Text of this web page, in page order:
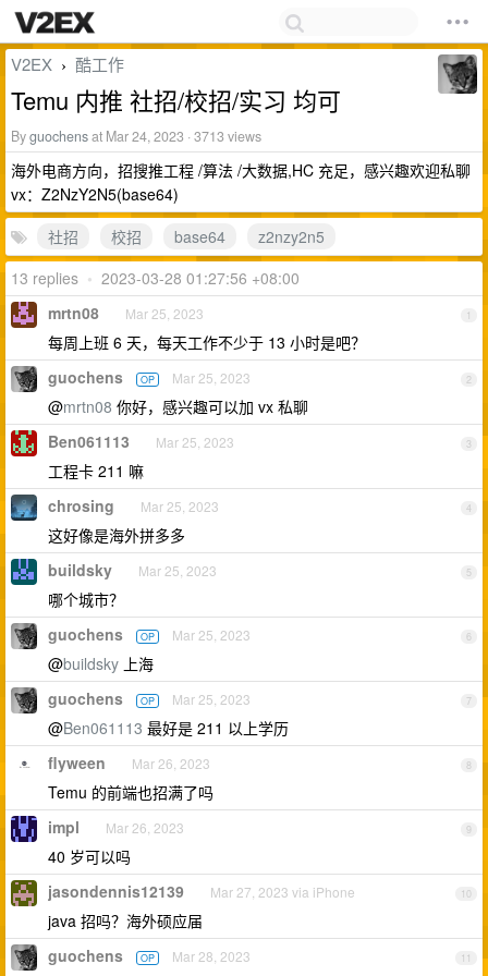
V2EX › 酷工作
Temu 内推 社招/校招/实习 均可
Byguochensat Mar 24, 2023 · 3713 views
海外电商方向，招搜推工程 /算法 /大数据,HC 充足，感兴趣欢迎私聊
vx：Z2NzY2N5(base64)
社招
校招 base64
z2nzy2n5
13 replies • 2023-03-28 01:27:56 +08:00
1
mrtn08 Mar 25, 2023
每周上班 6 天，每天工作不少于 13 小时是吧？
2
guochens OP Mar 25, 2023
@mrtn08 你好，感兴趣可以加 vx 私聊
3
Ben061113 Mar 25, 2023
工程卡 211 嘛
4
chrosing Mar 25, 2023
这好像是海外拼多多
5
buildsky Mar 25, 2023
哪个城市？
6
guochens OP Mar 25, 2023
@buildsky 上海
7
guochens OP Mar 25, 2023
@Ben061113 最好是 211 以上学历
8
flyween Mar 26, 2023
Temu 的前端也招满了吗
9
impl Mar 26, 2023
40 岁可以吗
10
jasondennis12139 Mar 27, 2023 via iPhone
java 招吗？海外硕应届
11
guochens OP Mar 28, 2023